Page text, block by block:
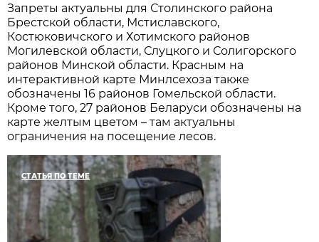
Запреты актуальны для Столинского района
Брестской области, Мстиславского,
Костюковичского и Хотимского районов
Могилевской области, Слуцкого и Солигорского
районов Минской области. Красным на
интерактивной карте Минлсехоза также
обозначены 16 районов Гомельской области.
Кроме того, 27 районов Беларуси обозначены на
карте желтым цветом – там актуальны
ограничения на посещение лесов.
СТАТЬЯ ПО ТЕМЕ